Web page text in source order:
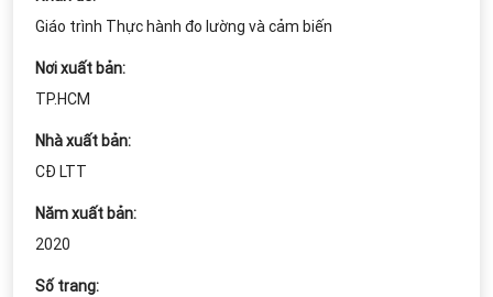
Giáo trình Thực hành đo lường và cảm biến
Nơi xuất bản:
TP.HCM
Nhà xuất bản:
CĐ LTT
Năm xuất bản:
2020
Số trang: